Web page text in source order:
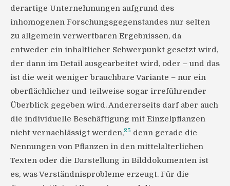
derartige Unternehmungen aufgrund des
inhomogenen Forschungsgegenstandes nur selten
zu allgemein verwertbaren Ergebnissen, da
entweder ein inhaltlicher Schwerpunkt gesetzt wird,
der dann im Detail ausgearbeitet wird, oder – und das
ist die weit weniger brauchbare Variante – nur ein
oberflächlicher und teilweise sogar irreführender
Überblick gegeben wird. Andererseits darf aber auch
die individuelle Beschäftigung mit Einzelpflanzen
nicht vernachlässigt werden,25 denn gerade die
Nennungen von Pflanzen in den mittelalterlichen
Texten oder die Darstellung in Bilddokumenten ist
es, was Verständnisprobleme erzeugt. Für die